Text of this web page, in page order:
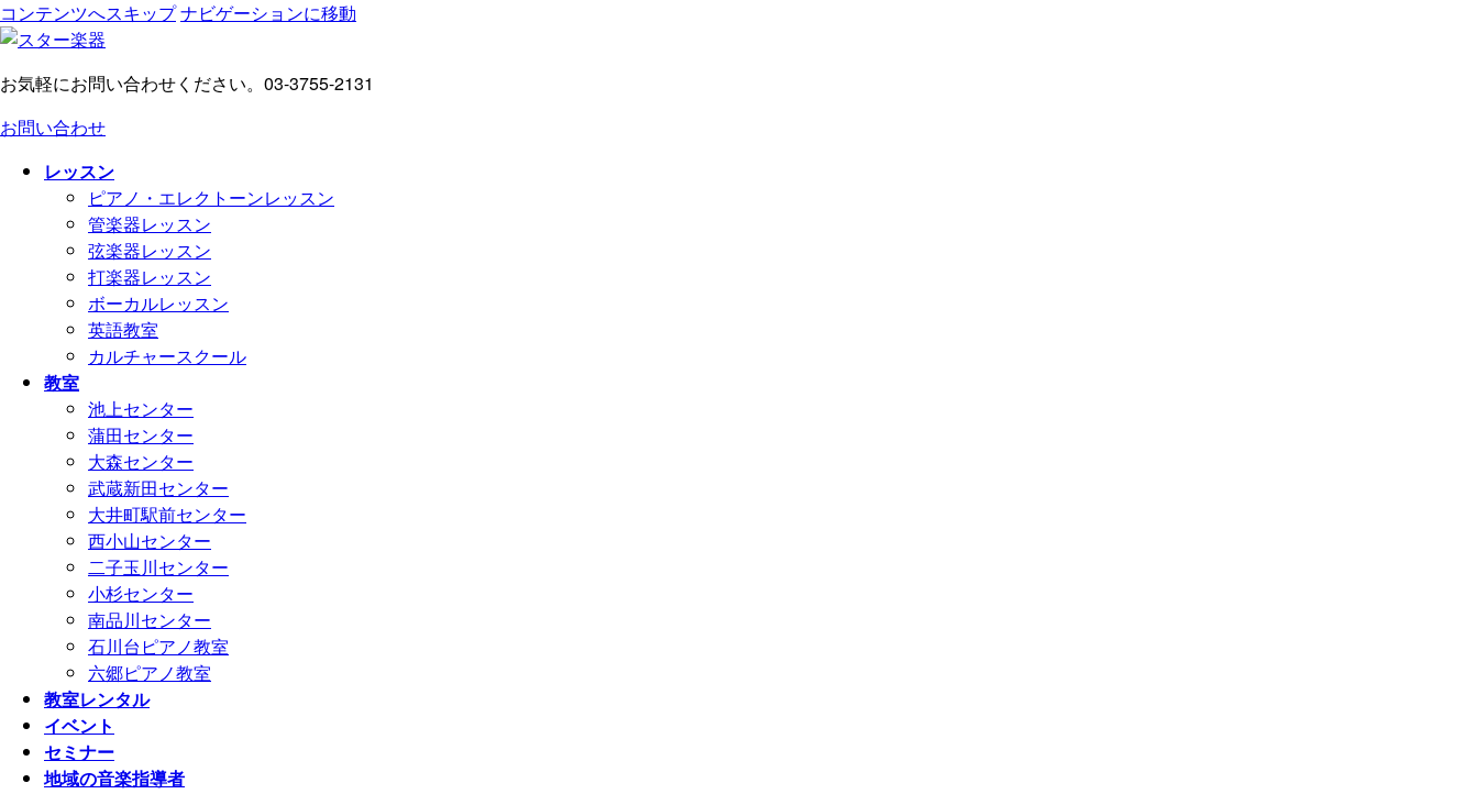
コンテンツへスキップナビゲーションに移動
お気軽にお問い合わせください。 03-3755-2131
お問い合わせ
レッスン
ピアノ・エレクトーンレッスン
管楽器レッスン
弦楽器レッスン
打楽器レッスン
ボーカルレッスン
英語教室
カルチャースクール
教室
池上センター
蒲田センター
大森センター
武蔵新田センター
大井町駅前センター
西小山センター
二子玉川センター
小杉センター
南品川センター
石川台ピアノ教室
六郷ピアノ教室
教室レンタル
イベント
セミナー
地域の音楽指導者